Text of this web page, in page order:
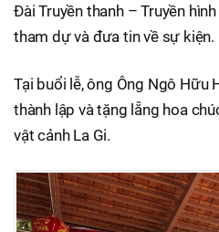
Đài Truyền thanh – Truyền
tham dự và đưa tin về sự kiện.
Tại buổi lễ, ông Ông Ngô Hữu
thành lập và tặng lẵng hoa
vật cảnh La Gi.